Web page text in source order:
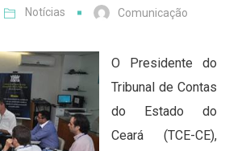
Notícias Comunicação
O Presidente do
Tribunal de Contas
do Estado do
Ceará (TCE-CE),